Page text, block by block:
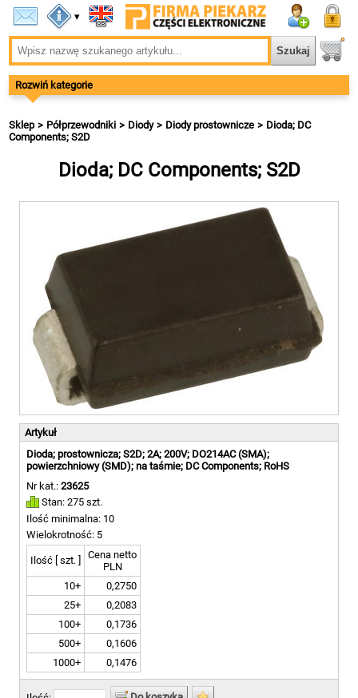
▾
Rozwiń kategorie
Sklep Półprzewodniki Diody Diody prostownicze
Dioda; DC
Components; S2D
Dioda; DC Components; S2D
Artykuł
Dioda; prostownicza; S2D; 2A; 200V; DO214AC (SMA);
powierzchniowy (SMD); na taśmie; DC Components; RoHS
Nr kat.: 23625
Stan: 275 szt.
Ilość minimalna: 10
Wielokrotność: 5
Ilość [ szt. ]
Cena netto
PLN
10+
0,2750
25+
0,2083
100+
0,1736
500+
0,1606
1000+
0,1476